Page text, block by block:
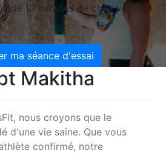
de 10 minutes de chez vous !
ma séance d'essai
Makitha
nous croyons que le
d'une vie saine. Que vous
confirmé, notre